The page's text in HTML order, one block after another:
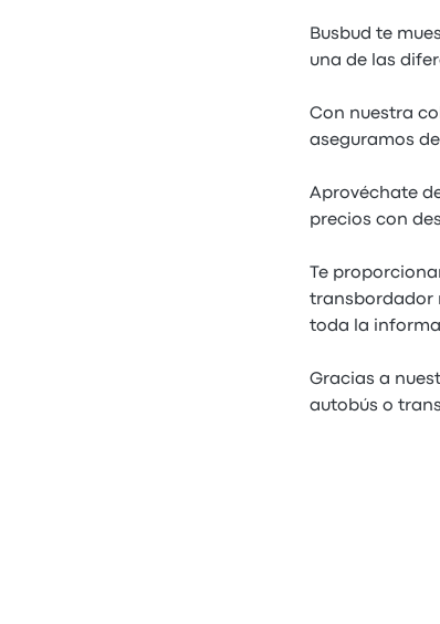
Busbud te
una de las
Con nuestra
aseguramos
Aprovéchate
precios con
Te
transbordador
toda la
Gracias a
autobús o